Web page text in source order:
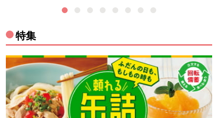
特集